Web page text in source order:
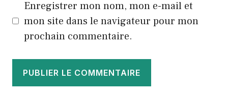
Enregistrer mon nom, mon e-mail et
mon site dans le navigateur pour mon
prochain commentaire.